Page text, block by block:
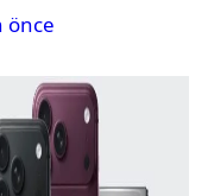
önce